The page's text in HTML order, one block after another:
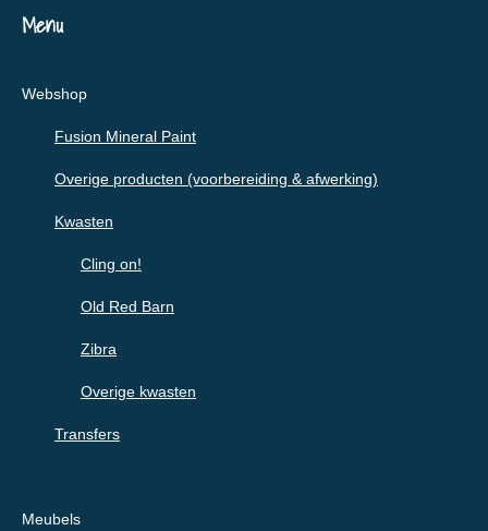
Menu
Webshop
Fusion Mineral Paint
Overige producten (voorbereiding & afwerking)
Kwasten
Cling on!
Old Red Barn
Zibra
Overige kwasten
Transfers
Meubels